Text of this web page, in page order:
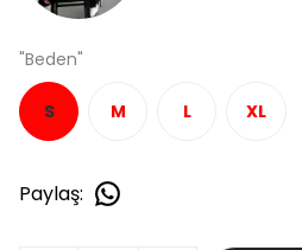
"Beden"
S M L XL
Paylaş: